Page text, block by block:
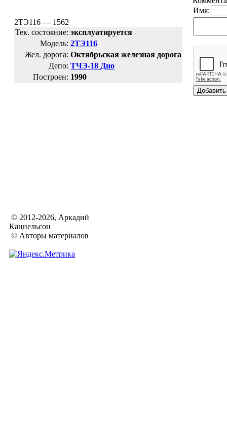
2ТЭ116 — 1562
Тек. состояние: эксплуатируется
Модель: 2ТЭ116
Жел. дорога: Октябрьская железная дорога
Депо: ТЧЭ-18 Дно
Построен: 1990
Имя:
© 2012-2026, Аркадий
Кацнельсон
© Авторы материалов